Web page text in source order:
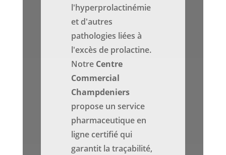
l'hyperprolactinémie
et d'autres
pathologies liées à
l'excès de prolactine.
Notre Centre
Commercial
Champdeniers
propose un service
pharmaceutique en
ligne certifié qui
garantit la traçabilité,